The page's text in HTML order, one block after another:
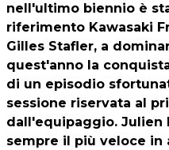
nell'ultimo biennio è
riferimento Kawasaki
Gilles Stafler, a
quest'anno la
di un episodio
sessione riservata al
dall'equipaggio. Julien
sempre il più veloce in